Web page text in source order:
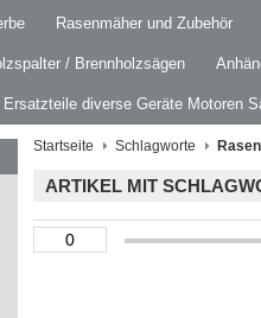
Rasenmäher und Zubehör
/ Brennholzsägen
Ersatzteile diverse Geräte Motoren
Startseite Schlagworte
ARTIKEL MIT